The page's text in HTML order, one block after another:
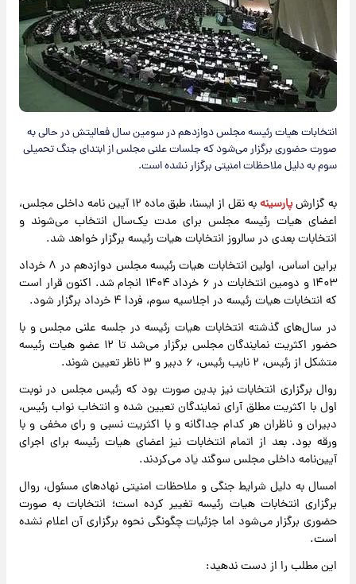
انتخابات هیات رئیسه مجلس دوازدهم در سومین سال فعالیتش در حالی به
صورت حضوری برگزار می‌شود که جلسات علنی مجلس از ابتدای جنگ تحمیلی
سوم به دلیل ملاحظات امنیتی برگزار نشده است.
به گزارشپارسینه
به نقل از ایسنا، طبق ماده ۱۲ آیین نامه داخلی مجلس،
اعضای هیات رئیسه مجلس برای مدت یک‌سال انتخاب می‌شوند و
انتخابات بعدی در سالروز انتخابات هیات رئیسه برگزار خواهد شد.
براین اساس، اولین انتخابات هیات رئیسه مجلس دوازدهم در ۸ خرداد
۱۴۰۳ و دومین انتخابات در ۶ خرداد ۱۴۰۴ انجام شد. اکنون قرار است
که انتخابات هیات رئیسه در اجلاسیه سوم، فردا ۴ خرداد برگزار شود.
در سال‌های گذشته انتخابات هیات رئیسه در جلسه علنی مجلس و با
حضور اکثریت نمایندگان مجلس برگزار می‌شد تا ۱۲ عضو هیات رئیسه
متشکل از رئیس، ۲ نایب ‌رئیس، ۶ دبیر و ۳ ناظر تعیین شوند.
روال برگزاری انتخابات نیز بدین صورت بود که رئیس مجلس در نوبت
اول با اکثریت مطلق آرای نمایندگان تعیین شده و انتخاب نواب ‌رئیس،
دبیران و ناظران هر کدام جداگانه و با اکثریت نسبی و رای مخفی و با
ورقه بود. بعد از اتمام انتخابات نیز اعضای هیات رئیسه برای اجرای
آیین‌نامه داخلی مجلس سوگند یاد می‌کردند.
امسال به دلیل شرایط جنگی و ملاحظات امنیتی نهادهای مسئول، روال
برگزاری انتخابات هیات رئیسه تغییر کرده است؛ انتخابات به صورت
حضوری برگزار می‌شود اما جزئیات چگونگی نحوه برگزاری آن اعلام نشده
است.
این مطلب را از دست ندهید: